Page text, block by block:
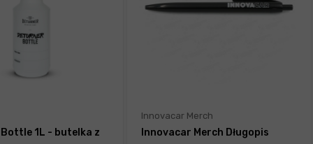
1L - butelka z
Innovacar Merch
Innovacar Merch Długopis